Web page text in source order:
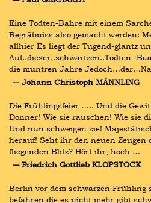
Eine Todten-Bahre mit einem
Begräbniss also gemacht werden:
allhier Es liegt der Tugend-glantz
Auf..dieser..schwartzen..Todten-
die muntren Jahre
― Johann Christoph MÄNNLING
Die Frühlingsfeier ….. Und die
Donner! Wie sie rauschen! Wie sie
Und nun schweigen sie!
herauf! Seht ihr den neuen Zeugen
fliegenden Blitz? Hört ihr, hoch …
― Friedrich Gottlieb KLOPSTOCK
Berlin vor dem schwarzen Frühling
befahren die es nicht mehr gibt